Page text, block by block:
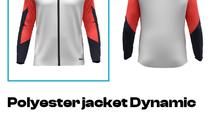
Polyester jacket Dynamic